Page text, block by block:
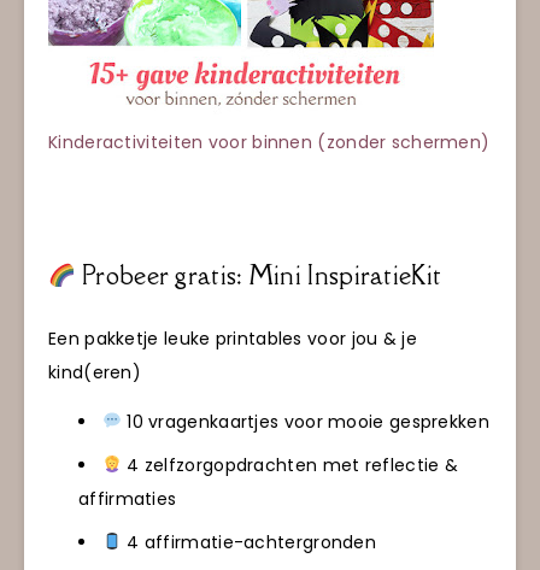
Kinderactiviteiten voor binnen (zonder schermen)
Probeer gratis: Mini InspiratieKit
Een pakketje leuke printables voor jou & je
kind(eren)
10 vragenkaartjes voor mooie gesprekken
4 zelfzorgopdrachten met reflectie &
affirmaties
4 affirmatie-achtergronden